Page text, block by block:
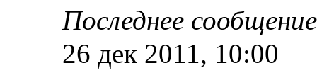
Последнее
26 дек 2011, 10:00